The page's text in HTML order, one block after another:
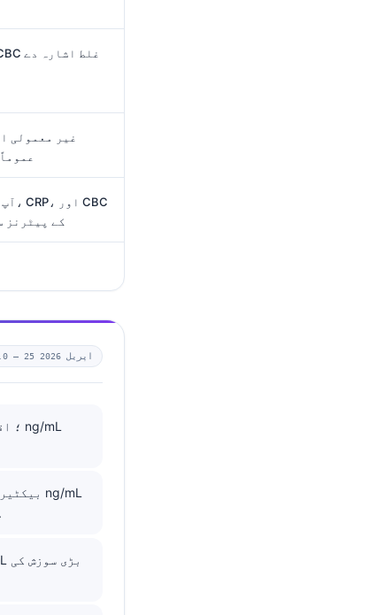
غیر معمولی
کے پیٹرنز
— 25 اپریل 2026
شدید انفیکشن یا بڑی سوزشی (inflammatory) کیفیت کے لیے واضح خطرے کی علامت ہے۔.